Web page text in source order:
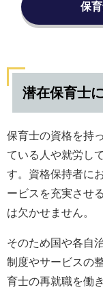
保
潜在保育士
保育士の資格を持
ている人や就労し
す。資格保持者に
ービスを充実させ
は欠かせません。
そのため国や各自
制度やサービスの
育士の再就職を働